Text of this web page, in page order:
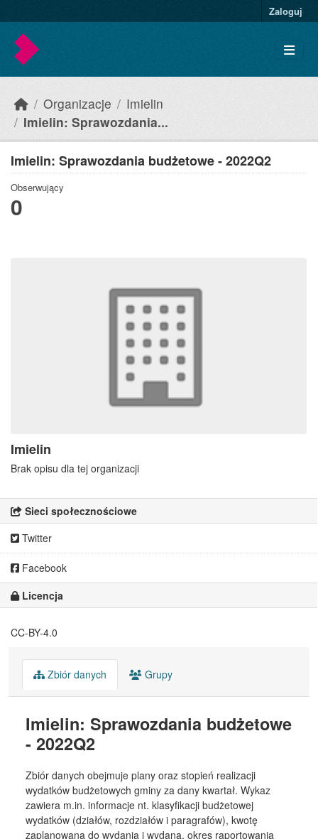
Zaloguj
Organizacje
Imielin
Imielin: Sprawozdania...
Imielin: Sprawozdania budżetowe - 2022Q2
Obserwujący
0
Imielin
Brak opisu dla tej organizacji
Sieci społecznościowe
Twitter
Facebook
Licencja
CC-BY-4.0
Zbiór danych Grupy
Imielin: Sprawozdania budżetowe
- 2022Q2
Zbiór danych obejmuje plany oraz stopień realizacji
wydatków budżetowych gminy za dany kwartał. Wykaz
zawiera m.in. informacje nt. klasyfikacji budżetowej
wydatków (działów, rozdziałów i paragrafów), kwotę
zaplanowaną do wydania i wydaną, okres raportowania